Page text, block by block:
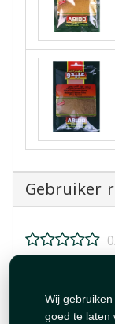
Wij
goed te laten
Gebruiker